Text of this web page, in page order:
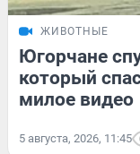
ЖИВОТНЫЕ
Югорчане
который
милое видео
5 августа, 2026, 11:45